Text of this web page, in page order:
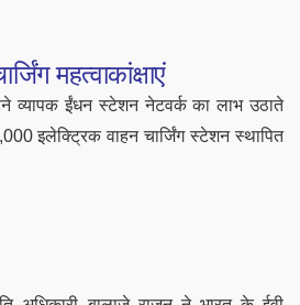
महत्वाकांक्षाएं
व्यापक ईंधन स्टेशन नेटवर्क का लाभ उठाते
इलेक्ट्रिक वाहन चार्जिंग स्टेशन स्थापित